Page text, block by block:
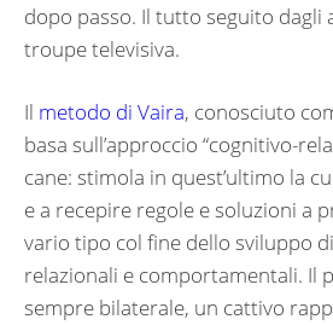
dopo passo. Il tutto seguito dagli
troupe televisiva.
Il metodo di Vaira, conosciuto
basa sull’approccio “cognitivo-
cane: stimola in quest’ultimo la
e a recepire regole e soluzioni a
vario tipo col fine dello sviluppo
relazionali e comportamentali. Il
sempre bilaterale, un cattivo